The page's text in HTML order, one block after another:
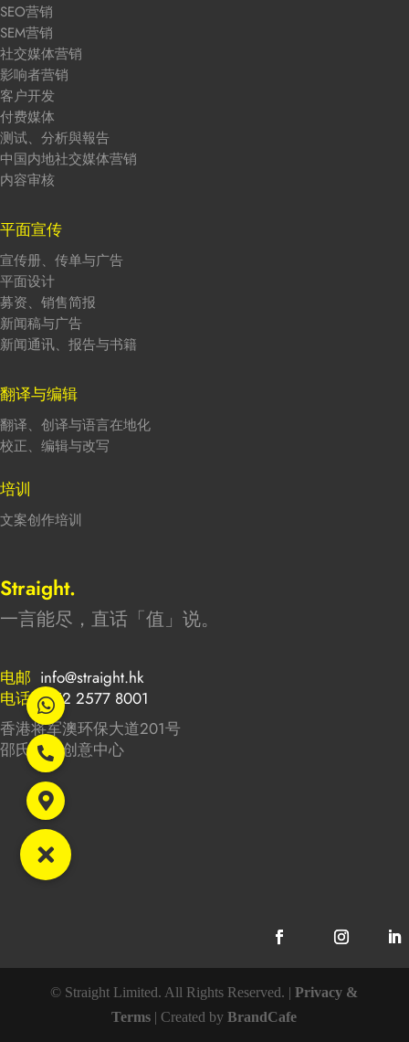
SEO营销
SEM营销
社交媒体营销
影响者营销
客户开发
付费媒体
测试、分析與報告
中国内地社交媒体营销
内容审核
平面宣传
宣传册、传单与广告
平面设计
募资、销售简报
新闻稿与广告
新闻通讯、报告与书籍
翻译与编辑
翻译、创译与语言在地化
校正、编辑与改写
培训
文案创作培训
Straight.
一言能尽，直话「值」说。
电邮 info@straight.hk
电话+852 2577 8001
香港将军澳环保大道201号
邵氏影城创意中心
© Straight Limited. All Rights Reserved. |Privacy &
Terms | Created byBrandCafe